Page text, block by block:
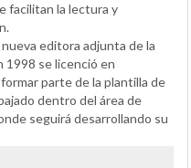
facilitan la lectura y
editora adjunta de la
1998 se licenció en
parte de la plantilla de
dentro del área de
seguirá desarrollando su